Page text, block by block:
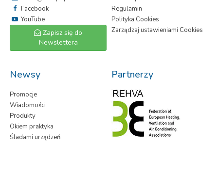
Facebook
YouTube
Zapisz się do
Newslettera
Regulamin
Polityka Cookies
Zarządzaj ustawieniami Cookies
Newsy
Promocje
Wiadomości
Produkty
Okiem praktyka
Śladami urządzeń
Partnerzy